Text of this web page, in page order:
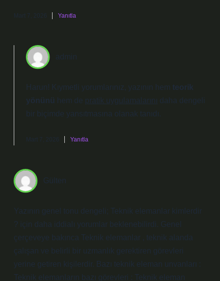
Mart 7, 2026 Yanıtla
admin
Harun! Kıymetli yorumlarınız, yazının hem teorik
yönünü hem de pratik uygulamalarını daha dengeli
bir biçimde yansıtmasına olanak tanıdı.
Mart 7, 2026 Yanıtla
Gülten
Yazının genel tonu dengeli; Teknik elemanlar kimlerdir
? için daha iddialı yorumlar beklenebilirdi. Genel
çerçeveye bakınca Teknik elemanlar , teknik alanda
çalışan ve belirli bir uzmanlık gerektiren görevleri
yerine getiren kişilerdir. Bazı teknik eleman unvanları :
Teknik elemanların bazı görevleri : Teknik eleman